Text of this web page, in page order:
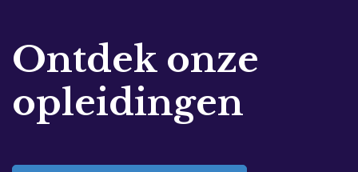
Ontdek onze
opleidingen